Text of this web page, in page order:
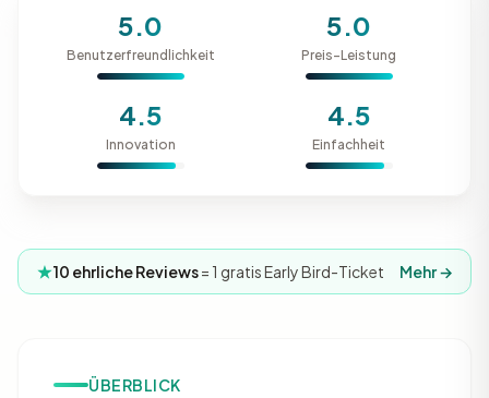
5.0
Benutzerfreundlichkeit
5.0
Preis-Leistung
4.5
Innovation
4.5
Einfachheit
10 ehrliche Reviews= 1 gratis Early Bird-Ticket Mehr →
ÜBERBLICK